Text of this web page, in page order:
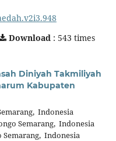
Download : 543 times
Diniyah Takmiliyah
Kabupaten
Indonesia
Semarang, Indonesia
Semarang, Indonesia